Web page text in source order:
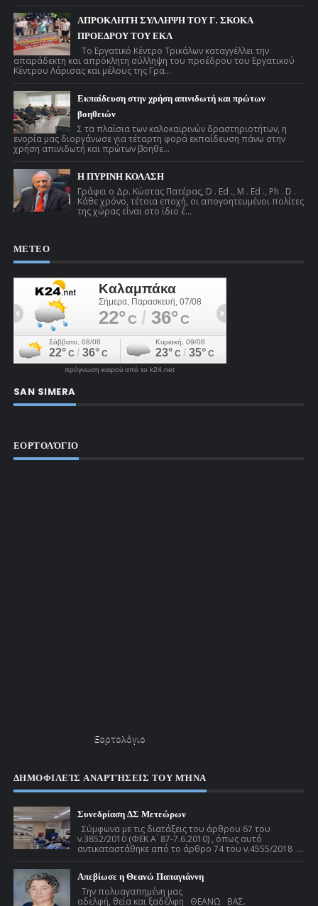
ΑΠΡΟΚΛΗΤΗ ΣΥΛΛΗΨΗ ΤΟΥ Γ. ΣΚΟΚΑ
ΠΡΟΕΔΡΟΥ ΤΟΥ ΕΚΛ
Το Εργατικό Κέντρο Τρικάλων καταγγέλλει την
απαράδεκτη και απρόκλητη σύλληψη του προέδρου του Εργατικού
Κέντρου Λάρισας και μέλους της Γρα...
Εκπαίδευση στην χρήση απινιδωτή και πρώτων
βοηθειών
Σ τα πλαίσια των καλοκαιρινών δραστηριοτήτων, η
ενορία μας διοργάνωσε για τέταρτη φορά εκπαίδευση πάνω στην
χρήση απινιδωτή και πρώτων βοηθε...
Η ΠΥΡΙΝΗ ΚΟΛΑΣΗ
Γράφει ο Δρ. Κώστας Πατέρας, D . Ed ., M . Ed ., Ph . D .
Κάθε χρόνο, τέτοια εποχή, οι απογοητευμένοι πολίτες
της χώρας είναι στο ίδιο έ...
ΜΕΤΕΟ
πρόγνωση καιρού από το k24.net
SAN SIMERA
ΕΟΡΤΟΛΌΓΙΟ
Εορτολόγιο
ΔΗΜΟΦΙΛΕΊΣ ΑΝΑΡΤΉΣΕΙΣ ΤΟΥ ΜΉΝΑ
Συνεδρίαση ΔΣ Μετεώρων
Σύμφωνα με τις διατάξεις του άρθρου 67 του
ν.3852/2010 (ΦΕΚ Α ́ 87-7.6.2010) , όπως αυτό
αντικαταστάθηκε από το άρθρο 74 του ν.4555/2018 ...
Απεβίωσε η Θεανώ Παπαγιάννη
Την πολυαγαπημένη μας
αδελφή, θεία και ξαδέλφη ΘΕΑΝΩ ΒΑΣ.